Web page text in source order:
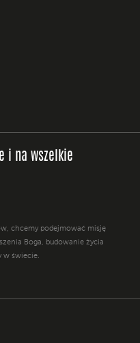
i na wszelkie
chcemy podejmować misję
Boga, budowanie życia
w świecie.